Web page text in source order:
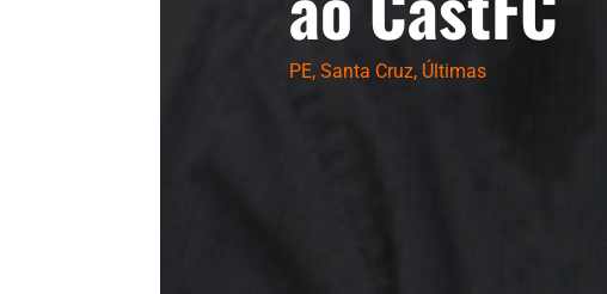
PE, Santa Cruz, Últimas